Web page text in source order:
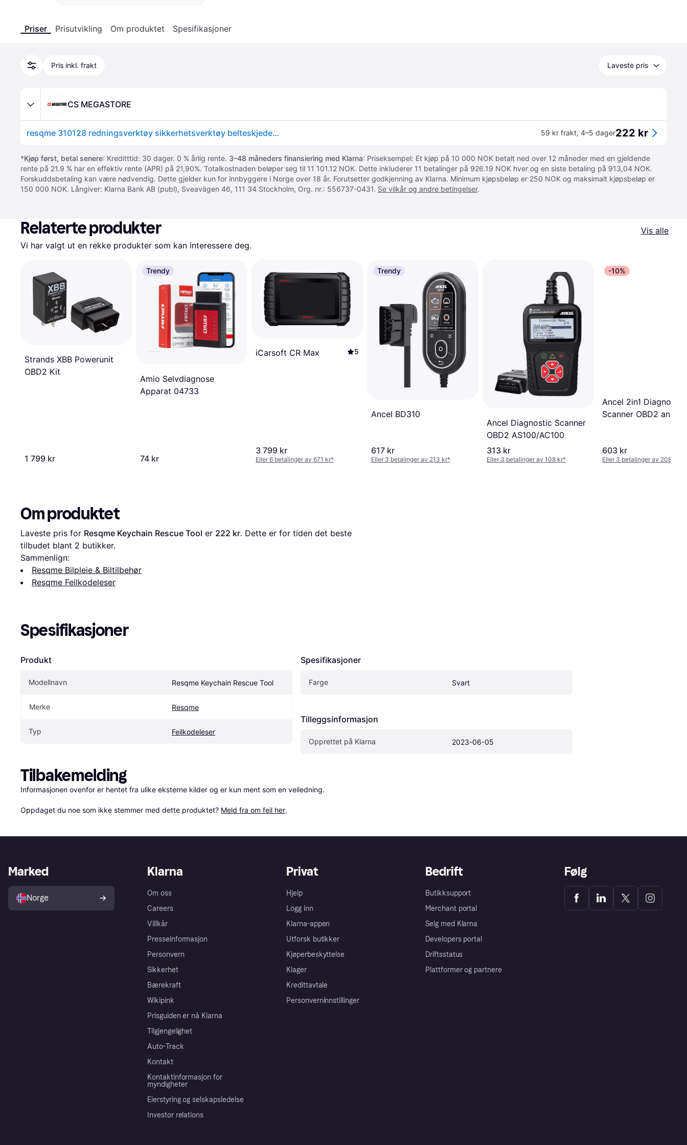
Priser Prisutvikling Om produktet Spesifikasjoner
Pris inkl. frakt Laveste pris
CS MEGASTORE
resqme 310128 redningsverktøy sikkerhetsverktøy belteskjedekniv vindushammer (L x B x H) 76 x 17 x 32 mm 1 stk 59 kr frakt, 4–5 dager222 kr
*Kjøp først, betal senere: Kreditttid: 30 dager. 0 % årlig rente. 3–48 måneders finansiering med Klarna: Priseksempel: Et kjøp på 10 000 NOK betalt ned over 12 måneder med en gjeldende
rente på 21.9 % har en effektiv rente (APR) på 21,90%. Totalkostnaden beløper seg til 11 101.12 NOK. Dette inkluderer 11 betalinger på 926.19 NOK hver og en siste betaling på 913,04 NOK.
Forskuddsbetaling kan være nødvendig. Dette gjelder kun for innbyggere i Norge over 18 år. Forutsetter godkjenning av Klarna. Minimum kjøpsbeløp er 250 NOK og maksimalt kjøpsbeløp er
150 000 NOK. Långiver: Klarna Bank AB (publ), Sveavägen 46, 111 34 Stockholm, Org. nr.: 556737-0431. Se vilkår og andre betingelser.
Relaterte produkter
Vis alle
Vi har valgt ut en rekke produkter som kan interessere deg.
Strands XBB Powerunit
OBD2 Kit
1 799 kr
Trendy
Amio Selvdiagnose
Apparat 04733
74 kr
iCarsoft CR Max 5
3 799 kr
Eller 6 betalinger av 671 kr*
Trendy
Ancel BD310
617 kr
Eller 3 betalinger av 213 kr*
Ancel Diagnostic Scanner
OBD2 AS100/AC100
313 kr
Eller 3 betalinger av 108 kr*
-10%
Ancel 2in1 Diagnostic
Scanner OBD2 and
603 kr
Eller 3 betalinger av 208 kr
Om produktet
Laveste pris for Resqme Keychain Rescue Tool er 222 kr. Dette er for tiden det beste
tilbudet blant 2 butikker.
Sammenlign:
Resqme Bilpleie & Biltilbehør
Resqme Feilkodeleser
Spesifikasjoner
Produkt
Modellnavn Resqme Keychain Rescue Tool
Merke Resqme
Typ Feilkodeleser
Spesifikasjoner
Farge Svart
Tilleggsinformasjon
Opprettet på Klarna 2023-06-05
Tilbakemelding
Informasjonen ovenfor er hentet fra ulike eksterne kilder og er kun ment som en veiledning.
Oppdaget du noe som ikke stemmer med dette produktet? Meld fra om feil her.
Klarna
Om oss
Careers
Villkår
Presseinformasjon
Personvern
Sikkerhet
Bærekraft
Wikipink
Prisguiden er nå Klarna
Tilgjengelighet
Auto-Track
Kontakt
Kontaktinformasjon for
myndigheter
Eierstyring og selskapsledelse
Investor relations
Privat
Hjelp
Logg inn
Klarna-appen
Utforsk butikker
Kjøperbeskyttelse
Klager
Kredittavtale
Personverninnstillinger
Bedrift
Butikksupport
Merchant portal
Selg med Klarna
Developers portal
Driftsstatus
Plattformer og partnere
Marked
Norge
Følg